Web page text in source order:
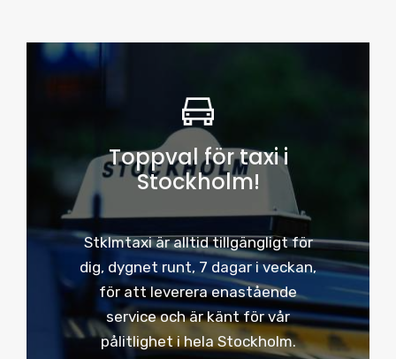
Toppval för taxi i
Stockholm!
Stklmtaxi är alltid tillgängligt för
dig, dygnet runt, 7 dagar i veckan,
för att leverera enastående
service och är känt för vår
pålitlighet i hela Stockholm.